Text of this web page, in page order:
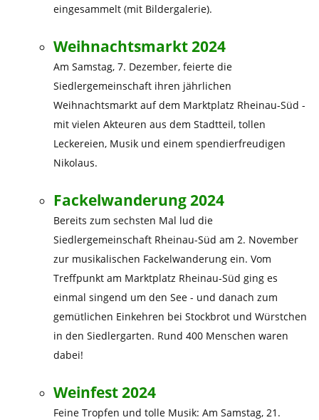
eingesammelt (mit Bildergalerie).
Weihnachtsmarkt 2024
Am Samstag, 7. Dezember, feierte die
Siedlergemeinschaft ihren jährlichen
Weihnachtsmarkt auf dem Marktplatz Rheinau-Süd -
mit vielen Akteuren aus dem Stadtteil, tollen
Leckereien, Musik und einem spendierfreudigen
Nikolaus.
Fackelwanderung 2024
Bereits zum sechsten Mal lud die
Siedlergemeinschaft Rheinau-Süd am 2. November
zur musikalischen Fackelwanderung ein. Vom
Treffpunkt am Marktplatz Rheinau-Süd ging es
einmal singend um den See - und danach zum
gemütlichen Einkehren bei Stockbrot und Würstchen
in den Siedlergarten. Rund 400 Menschen waren
dabei!
Weinfest 2024
Feine Tropfen und tolle Musik: Am Samstag, 21.